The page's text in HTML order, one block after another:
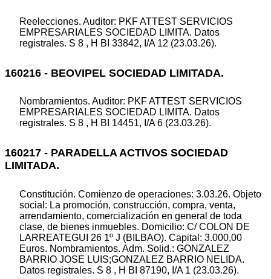
Reelecciones. Auditor: PKF ATTEST SERVICIOS
EMPRESARIALES SOCIEDAD LIMITA. Datos
registrales. S 8 , H BI 33842, I/A 12 (23.03.26).
160216 - BEOVIPEL SOCIEDAD LIMITADA.
Nombramientos. Auditor: PKF ATTEST SERVICIOS
EMPRESARIALES SOCIEDAD LIMITA. Datos
registrales. S 8 , H BI 14451, I/A 6 (23.03.26).
160217 - PARADELLA ACTIVOS SOCIEDAD
LIMITADA.
Constitución. Comienzo de operaciones: 3.03.26. Objeto
social: La promoción, construcción, compra, venta,
arrendamiento, comercialización en general de toda
clase, de bienes inmuebles. Domicilio: C/ COLON DE
LARREATEGUI 26 1º J (BILBAO). Capital: 3.000,00
Euros. Nombramientos. Adm. Solid.: GONZALEZ
BARRIO JOSE LUIS;GONZALEZ BARRIO NELIDA.
Datos registrales. S 8 , H BI 87190, I/A 1 (23.03.26).